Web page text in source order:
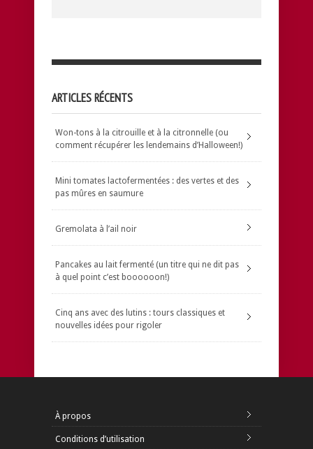
ARTICLES RÉCENTS
Won-tons à la citrouille et à la citronnelle (ou
comment récupérer les lendemains d’Halloween!)
Mini tomates lactofermentées : des vertes et des
pas mûres en saumure
Gremolata à l’ail noir
Pancakes au lait fermenté (un titre qui ne dit pas
à quel point c’est boooooon!)
Cinq ans avec des lutins : tours classiques et
nouvelles idées pour rigoler
À propos
Conditions d’utilisation